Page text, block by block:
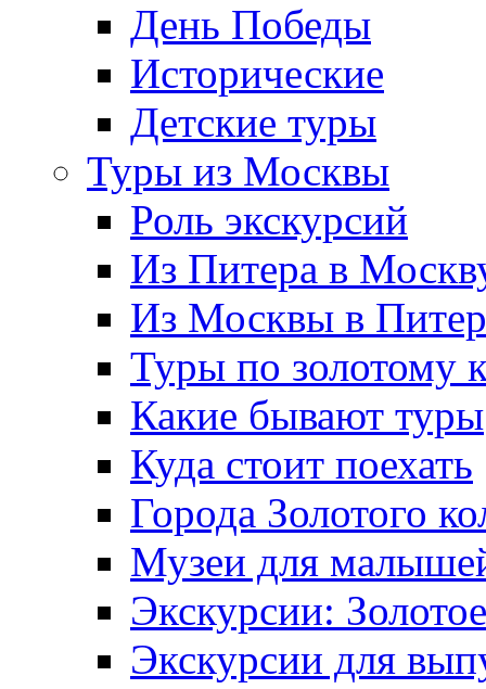
День Победы
Исторические
Детские туры
Туры из Москвы
Роль экскурсий
Из Питера в
Из Москвы в Питер
Туры по золотому
Какие бывают туры
Куда стоит поехать
Города Золотого
Музеи для
Экскурсии:
Экскурсии для